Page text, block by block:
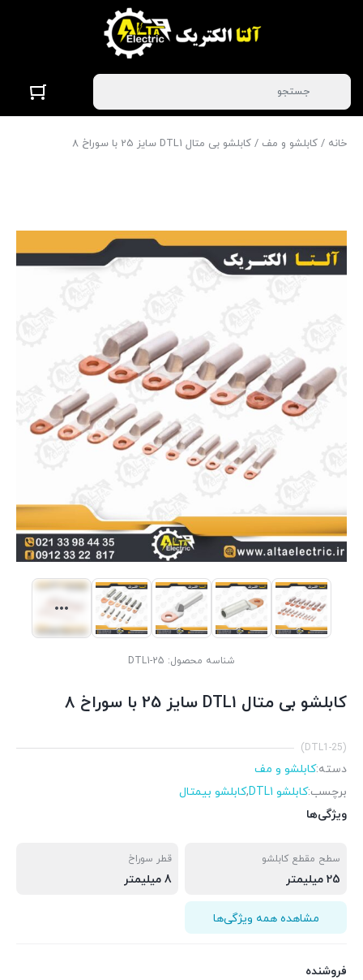
خانه / کابلشو و مف / کابلشو بی متال DTL1 سایز 25 با سوراخ 8
شناسه محصول: DTL1-25
کابلشو بی متال DTL1 سایز 25 با سوراخ 8
(DTL1-25)
دسته:کابلشو و مف
برچسب:کابلشو DTL1 ,کابلشو بیمتال
ویژگی‌ها
سطح مقطع کابلشو
25 میلیمتر
قطر سوراخ
8 میلیمتر
مشاهده همه ویژگی‌ها
فروشنده